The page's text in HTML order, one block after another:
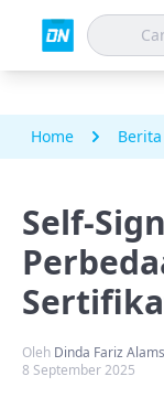
Home Berita
Self-
Oleh Dinda Fariz
8 September 2025